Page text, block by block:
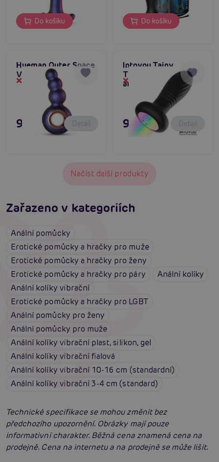
Do košíku Do košíku
Hueman Outer Space
Vibrating Anal plug
Dočasně vyprodané
995 Kč Detail
Intoyou Tainy
Thrusting LED Plug,
anální kolík RGB
Dočasně vyprodané
995 Kč Detail
Načíst další produkty
Zařazeno v kategoriích
Anální pomůcky
Erotické pomůcky a hračky pro muže
Erotické pomůcky a hračky pro ženy
Erotické pomůcky a hračky pro páry
Anální kolíky
Anální kolíky vibrační
Erotické pomůcky a hračky pro LGBT
Anální pomůcky pro ženy
Anální pomůcky pro muže
Anální kolíky vibrační plast, silikon, gel
Anální kolíky vibrační fialová
Anální kolíky vibrační 10-16 cm (standardní)
Anální kolíky vibrační 3-4 cm (standard)
Technické specifikace se mohou změnit bez
předchozího upozornění. Obrázky mají pouze
informativní charakter. Běžná cena znamená cena na
prodejně. Cena na internetu a na prodejně se může lišit.